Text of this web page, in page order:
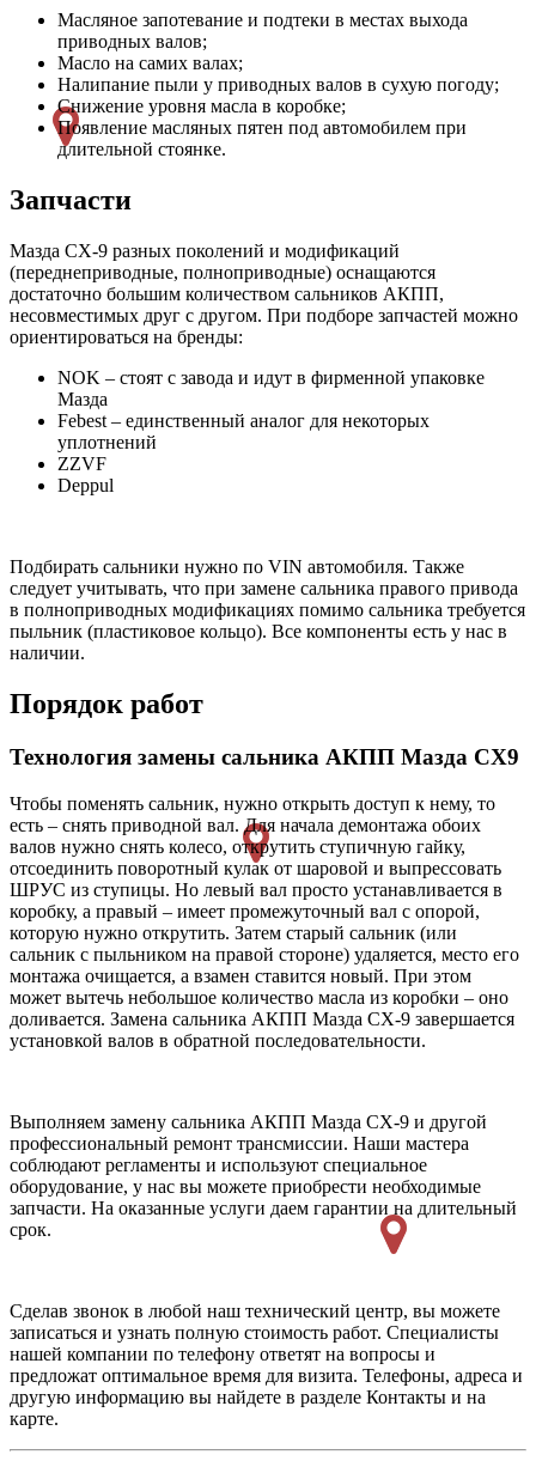
Масляное запотевание и подтеки в местах выхода
приводных валов;
Масло на самих валах;
Налипание пыли у приводных валов в сухую погоду;
Снижение уровня масла в коробке;
Появление масляных пятен под автомобилем при
длительной стоянке.
Запчасти
Мазда СХ-9 разных поколений и модификаций
(переднеприводные, полноприводные) оснащаются
достаточно большим количеством сальников АКПП,
несовместимых друг с другом. При подборе запчастей можно
ориентироваться на бренды:
NOK – стоят с завода и идут в фирменной упаковке
Мазда
Febest – единственный аналог для некоторых
уплотнений
ZZVF
Deppul
Подбирать сальники нужно по VIN автомобиля. Также
следует учитывать, что при замене сальника правого привода
в полноприводных модификациях помимо сальника требуется
пыльник (пластиковое кольцо). Все компоненты есть у нас в
наличии.
Порядок работ
Технология замены сальника АКПП Мазда СХ9
Чтобы поменять сальник, нужно открыть доступ к нему, то
есть – снять приводной вал. Для начала демонтажа обоих
валов нужно снять колесо, открутить ступичную гайку,
отсоединить поворотный кулак от шаровой и выпрессовать
ШРУС из ступицы. Но левый вал просто устанавливается в
коробку, а правый – имеет промежуточный вал с опорой,
которую нужно открутить. Затем старый сальник (или
сальник с пыльником на правой стороне) удаляется, место его
монтажа очищается, а взамен ставится новый. При этом
может вытечь небольшое количество масла из коробки – оно
доливается. Замена сальника АКПП Мазда СХ-9 завершается
установкой валов в обратной последовательности.
Выполняем замену сальника АКПП Мазда СХ-9 и другой
профессиональный ремонт трансмиссии. Наши мастера
соблюдают регламенты и используют специальное
оборудование, у нас вы можете приобрести необходимые
запчасти. На оказанные услуги даем гарантии на длительный
срок.
Сделав звонок в любой наш технический центр, вы можете
записаться и узнать полную стоимость работ. Специалисты
нашей компании по телефону ответят на вопросы и
предложат оптимальное время для визита. Телефоны, адреса и
другую информацию вы найдете в разделе Контакты и на
карте.